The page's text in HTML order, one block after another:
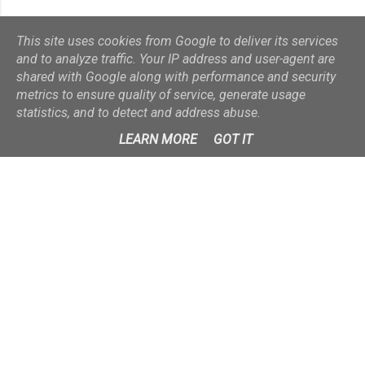
This site uses cookies from Google to deliver its services
and to analyze traffic. Your IP address and user-agent are
shared with Google along with performance and security
metrics to ensure quality of service, generate usage
statistics, and to detect and address abuse.
LEARN MORE
GOT IT